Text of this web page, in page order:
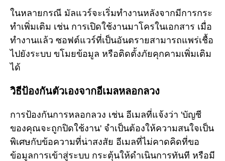
ในหลายกรณี มัลแวร์จะเริ่มทำงานหลังจากมีการกระ
ทำเพิ่มเติม เช่น การเปิดใช้งานมาโครในเอกสาร เมื่อ
ทำงานแล้ว ซอฟต์แวร์ที่เป็นอันตรายสามารถแพร่เชื้อ
ไปยังระบบ ขโมยข้อมูล หรือติดตั้งภัยคุกคามเพิ่มเติม
ได้
วิธีป้องกันตัวเองจากอีเมลหลอกลวง
การป้องกันการหลอกลวง เช่น อีเมลที่แจ้งว่า 'บัญชี
ของคุณจะถูกปิดใช้งาน' จำเป็นต้องให้ความสนใจเป็น
พิเศษกับข้อความที่น่าสงสัย อีเมลที่ไม่คาดคิดที่ขอ
ข้อมูลการเข้าสู่ระบบ กระตุ้นให้ดำเนินการทันที หรือมี